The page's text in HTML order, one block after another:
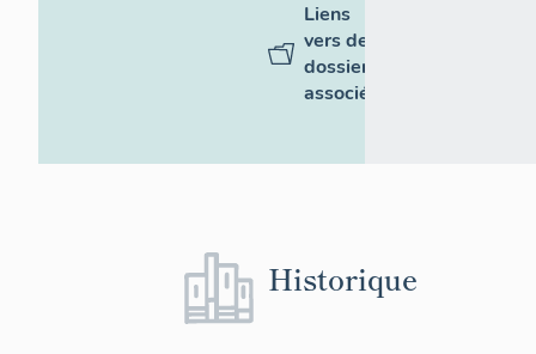
Liens
vers des
dossiers
associés
Historique